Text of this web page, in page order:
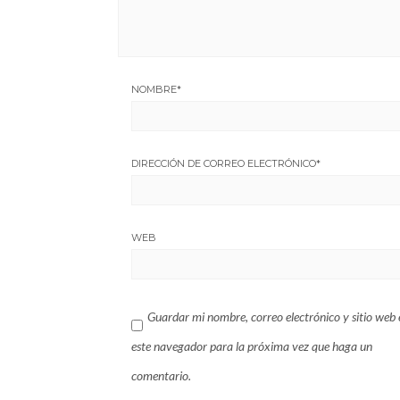
NOMBRE*
DIRECCIÓN DE CORREO ELECTRÓNICO*
WEB
Guardar mi nombre, correo electrónico y sitio web
este navegador para la próxima vez que haga un
comentario.